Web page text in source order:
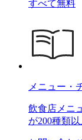
すべて無料
メニュー・
飲食店メニ
が200種類以